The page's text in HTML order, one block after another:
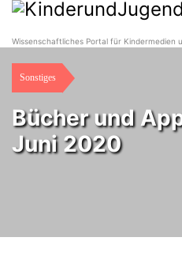
Wissenschaftliches Portal für Kindermedien
Sonstiges
Bücher und
Juni 2020